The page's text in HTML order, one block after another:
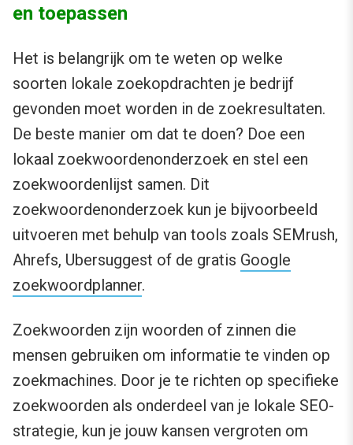
en toepassen
Het is belangrijk om te weten op welke
soorten lokale zoekopdrachten je bedrijf
gevonden moet worden in de zoekresultaten.
De beste manier om dat te doen? Doe een
lokaal zoekwoordenonderzoek en stel een
zoekwoordenlijst samen. Dit
zoekwoordenonderzoek kun je bijvoorbeeld
uitvoeren met behulp van tools zoals SEMrush,
Ahrefs, Ubersuggest of de gratis Google
zoekwoordplanner.
Zoekwoorden zijn woorden of zinnen die
mensen gebruiken om informatie te vinden op
zoekmachines. Door je te richten op specifieke
zoekwoorden als onderdeel van je lokale SEO-
strategie, kun je jouw kansen vergroten om